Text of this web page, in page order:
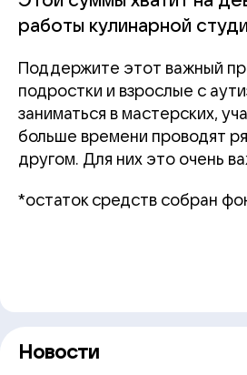
работы кулинарной
Поддержите этот важный
подростки и взрослые с
заниматься в мастерских,
больше времени проводят
другом. Для них это очень
*остаток средств собран
Новости